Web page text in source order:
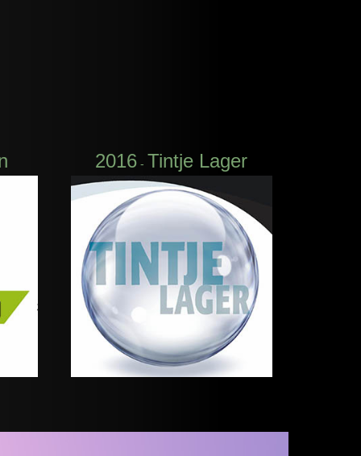
2016 - Tintje Lager